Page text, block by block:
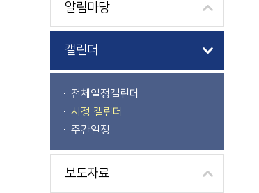
알림마당
캘린더
전체일정캘린더
시정 캘린더
주간일정
보도자료